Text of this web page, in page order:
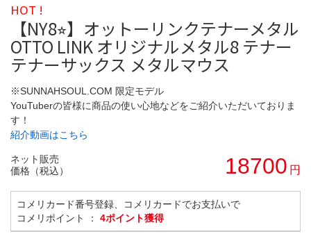
HOT !
【NY8⭐︎】オットーリンクテナーメタル
OTTO LINK オリジナルメタル8 テナー
テナーサックス メタルマウス
※SUNNAHSOUL.COM 限定モデル
YouTuberの皆様に商品の使い心地などをご紹介いただいておりま
す！
紹介動画はこちら
ネット販売
価格（税込）
18700 円
コメリカード番号登録、コメリカードでお支払いで
コメリポイント ： 4ポイント獲得